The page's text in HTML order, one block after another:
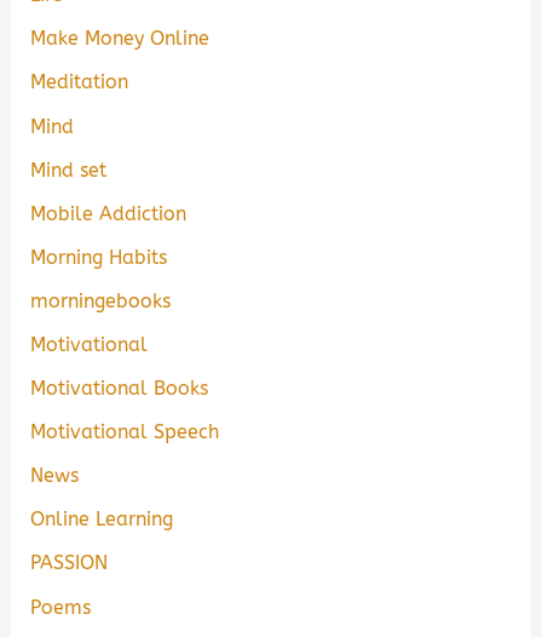
Make Money Online
Meditation
Mind
Mind set
Mobile Addiction
Morning Habits
morningebooks
Motivational
Motivational Books
Motivational Speech
News
Online Learning
PASSION
Poems